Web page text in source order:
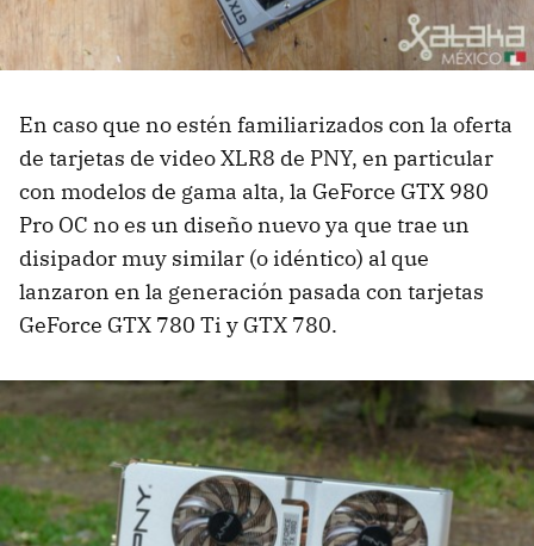
En caso que no estén familiarizados con la oferta
de tarjetas de video XLR8 de PNY, en particular
con modelos de gama alta, la GeForce GTX 980
Pro OC no es un diseño nuevo ya que trae un
disipador muy similar (o idéntico) al que
lanzaron en la generación pasada con tarjetas
GeForce GTX 780 Ti y GTX 780.